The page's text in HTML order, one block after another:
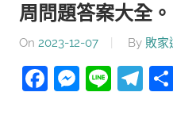
周問題答案大全。
On 2023-12-07 By 敗家
Facebook
Line